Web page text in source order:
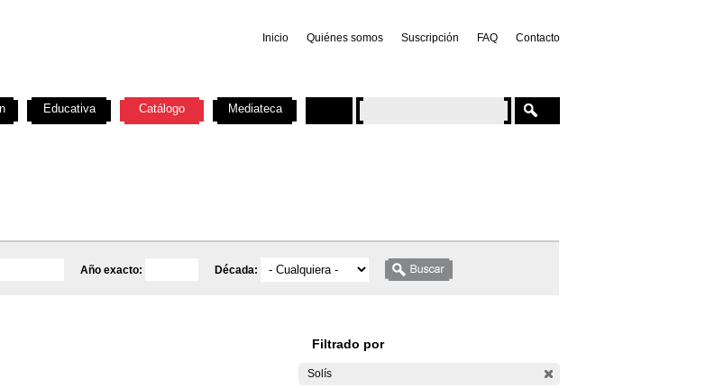
Inicio Quiénes somos Suscripción FAQ Contacto
Año exacto: Década:
Filtrado por
Solís
Educativa Catálogo Mediateca